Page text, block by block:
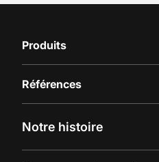
Produits
Production de jus
Lignes de remplissage
Références
Dernières actualités
Notre histoire